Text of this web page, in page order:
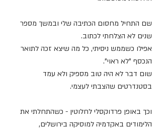
שם התחיל מחסום הכתיבה שלי ובמשך מספר
שנים לא הצלחתי לכתוב.
אפילו כשממש ניסיתי, כל מה שיצא זכה לתואר
הנכסף "לא ראוי".
שום דבר לא היה טוב מספיק ולא עמד
בסטנדרטים שהצבתי לעצמי.
וכך באופן פרדוקסלי לחלוטין - כשהתחלתי את
הלימודים באקדמיה למוסיקה בירושלים,